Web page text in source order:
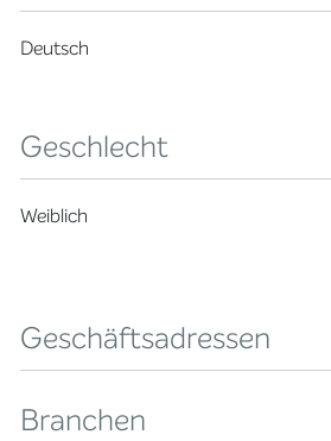
Deutsch
Geschlecht
Weiblich
Geschäftsadressen
Branchen